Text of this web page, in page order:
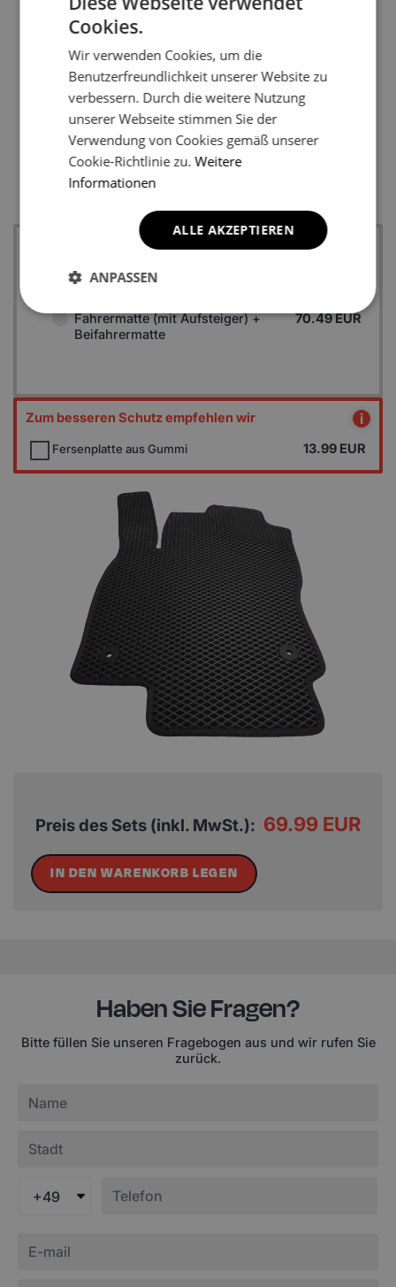
*Ein Beispielfoto. Das Finalprodukt kann sich abhängig vom
Autofußboden unterscheiden.
Zwei Fußmatten vorne
Fahrermatte (ohne Aufsteiger) +
Fahrermatte (mit Aufsteiger) +
Beifahrermatte
70.49 EUR
Zum besseren Schutz empfehlen wir i
Fersenplatte aus Gummi 13.99 EUR
Preis des Sets (inkl. MwSt.): 69.99 EUR
IN DEN WARENKORB LEGEN
Haben Sie Fragen?
Bitte füllen Sie unseren Fragebogen aus und wir rufen Sie
zurück.
+49
Cookies.
Wir verwenden Cookies, um die
Benutzerfreundlichkeit unserer Website zu
verbessern. Durch die weitere Nutzung
unserer Webseite stimmen Sie der
Verwendung von Cookies gemäß unserer
Cookie-Richtlinie zu.Weitere
Informationen
ALLE AKZEPTIEREN
ANPASSEN